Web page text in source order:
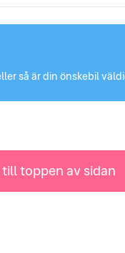
så är din önskebil
toppen av sidan